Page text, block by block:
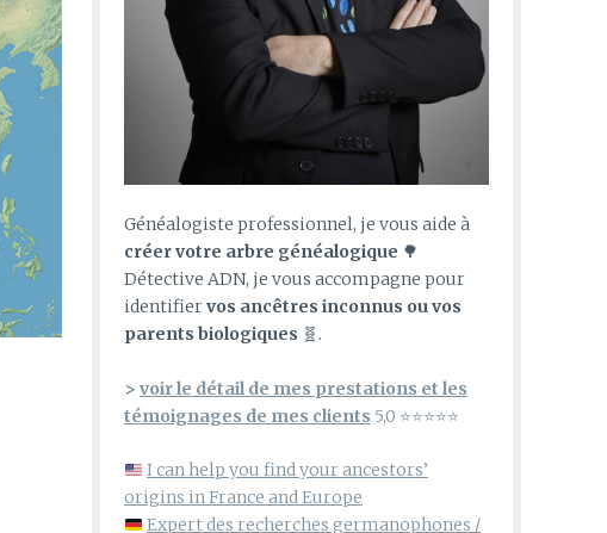
Généalogiste professionnel, je vous aide à
créer votre arbre généalogique 🌳
Détective ADN, je vous accompagne pour
identifiervos ancêtres inconnus ou vos
parents biologiques 🧬.
> voir le détail de mes prestations et les
témoignages de mes clients 5,0 ⭐⭐⭐⭐⭐
I can help you find your ancestors’
origins in France and Europe
Expert des recherches germanophones /